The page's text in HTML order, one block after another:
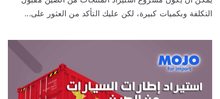
وبكميات كبيرة، لكن عليك التأكد من العثور على...